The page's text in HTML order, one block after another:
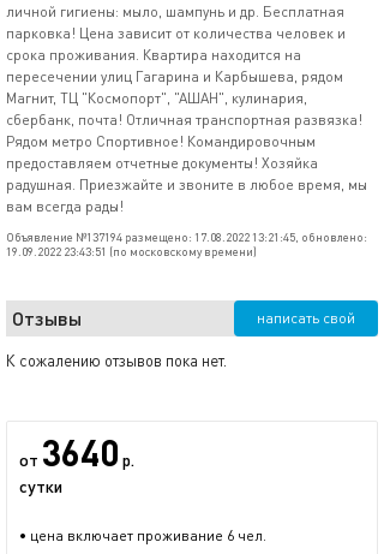
личной гигиены: мыло, шампунь и др. Бесплатная
парковка! Цена зависит от количества человек и
срока проживания. Квартира находится на
пересечении улиц Гагарина и Карбышева, рядом
Магнит, ТЦ "Космопорт", "АШАН", кулинария,
сбербанк, почта! Отличная транспортная развязка!
Рядом метро Спортивное! Командировочным
предоставляем отчетные документы! Хозяйка
радушная. Приезжайте и звоните в любое время, мы
вам всегда рады!
Объявление №137194 размещено: 17.08.2022 13:21:45, обновлено:
19.09.2022 23:43:51 (по московскому времени)
Отзывы написать свой
К сожалению отзывов пока нет.
от 3640 р.
сутки
• цена включает проживание 6 чел.